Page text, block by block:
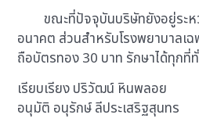
ขณะที่ปัจจุบันบริษัทยังอยู่ระหว่า
อนาคต ส่วนสำหรับโรงพยาบาลเ
ถือบัตรทอง 30 บาท รักษาได้ทุกที่
เรียบเรียง ปริวัฒน์ หินพลอย
อนุมัติ อนุรักษ์ ลีประเสริฐสุนทร